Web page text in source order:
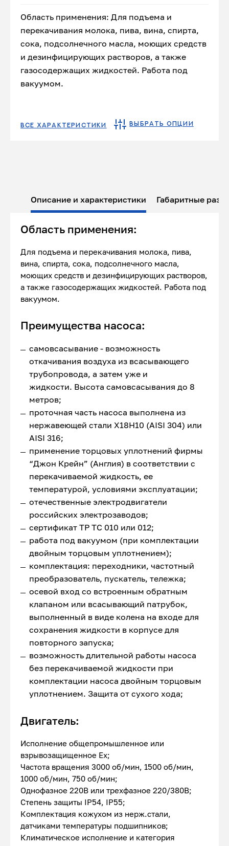
Область применения: Для подъема и
перекачивания молока, пива, вина, спирта,
сока, подсолнечного масла, моющих средств
и дезинфицирующих растворов, а также
газосодержащих жидкостей. Работа под
вакуумом.
ВСЕ ХАРАКТЕРИСТИКИ ВЫБРАТЬ ОПЦИИ
Описание и характеристики Габаритные
Область применения:
Для подъема и перекачивания молока, пива,
вина, спирта, сока, подсолнечного масла,
моющих средств и дезинфицирующих растворов,
а также газосодержащих жидкостей. Работа под
вакуумом.
Преимущества насоса:
самовсасывание - возможность
откачивания воздуха из всасывающего
трубопровода, а затем уже и
жидкости. Высота самовсасывания до 8
метров;
проточная часть насоса выполнена из
нержавеющей стали Х18Н10 (AISI 304) или
AISI 316;
применение торцовых уплотнений фирмы
“Джон Крейн” (Англия) в соответствии с
перекачиваемой жидкость, ее
температурой, условиями эксплуатации;
отечественные электродвигатели
российских электрозаводов;
сертификат ТР ТС 010 или 012;
работа под вакуумом (при комплектации
двойным торцовым уплотнением);
комплектация: переходники, частотный
преобразователь, пускатель, тележка;
осевой вход со встроенным обратным
клапаном или всасывающий патрубок,
выполненный в виде колена на входе для
сохранения жидкости в корпусе для
повторного запуска;
возможность длительной работы насоса
без перекачиваемой жидкости при
комплектации насоса двойным торцовым
уплотнением. Защита от сухого хода;
Двигатель:
Исполнение общепромышленное или
взрывозащищенное Ex;
Частота вращения 3000 об/мин, 1500 об/мин,
1000 об/мин, 750 об/мин;
Однофазное 220В или трехфазное 220/380В;
Степень защиты IP54, IP55;
Комплектация кожухом из нерж.стали,
датчиками температуры подшипников;
Климатическое исполнение и категория